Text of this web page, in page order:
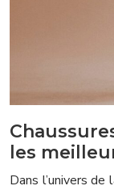
les
Dans l’univers